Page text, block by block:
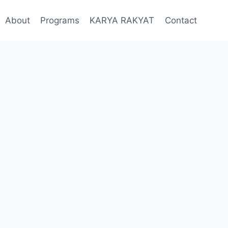
About Programs KARYA RAKYAT Contact